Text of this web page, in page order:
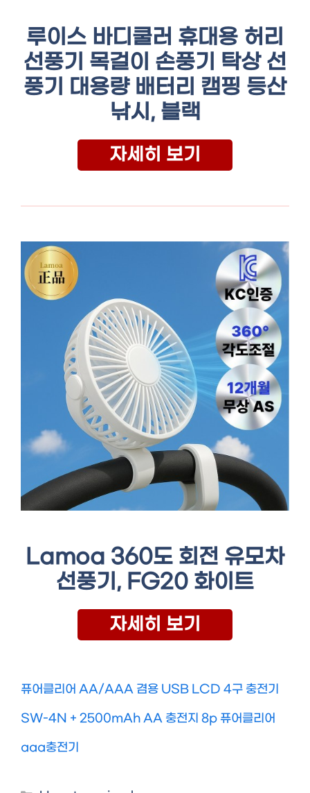
루이스 바디쿨러 휴대용 허리
선풍기 목걸이 손풍기 탁상 선
풍기 대용량 배터리 캠핑 등산
낚시, 블랙
자세히 보기
Lamoa 360도 회전 유모차
선풍기, FG20 화이트
자세히 보기
퓨어클리어 AA/AAA 겸용 USB LCD 4구 충전기
SW-4N + 2500mAh AA 충전지 8p 퓨어클리어
aaa충전기